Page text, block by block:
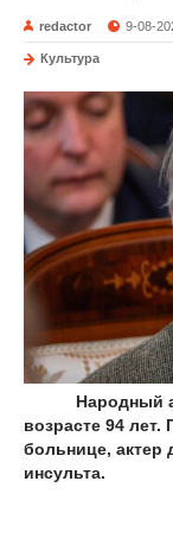
redactor 9-08-
Культура
Народный
возрасте 94
больнице, актер
инсульта.